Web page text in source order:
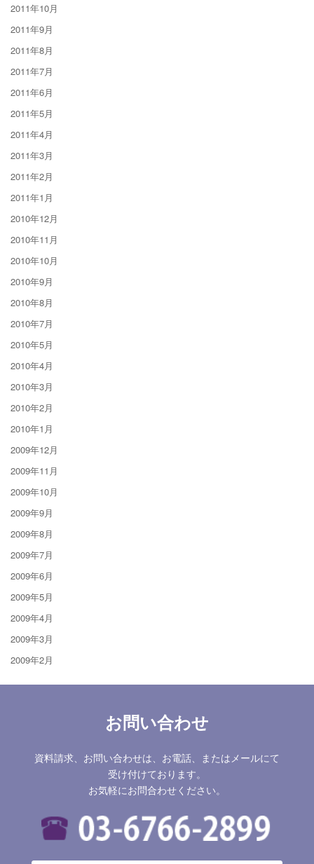
2011年10月
2011年9月
2011年8月
2011年7月
2011年6月
2011年5月
2011年4月
2011年3月
2011年2月
2011年1月
2010年12月
2010年11月
2010年10月
2010年9月
2010年8月
2010年7月
2010年5月
2010年4月
2010年3月
2010年2月
2010年1月
2009年12月
2009年11月
2009年10月
2009年9月
2009年8月
2009年7月
2009年6月
2009年5月
2009年4月
2009年3月
2009年2月
お問い合わせ
資料請求、お問い合わせは、お電話、またはメールにて
受け付けております。
お気軽にお問合わせください。